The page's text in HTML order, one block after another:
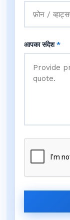
आपका संदेश*